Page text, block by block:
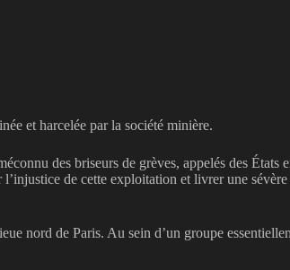
et harcelée par la société minière.
des briseurs de grèves, appelés des
de cette exploitation et livrer une
nord de Paris. Au sein d’un groupe